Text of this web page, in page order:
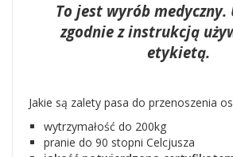
To jest wyrób medyczny.
zgodnie z instrukcją
etykietą.
Jakie są zalety pasa do przenoszenia
wytrzymałość do 200kg
pranie do 90 stopni Celcjusza